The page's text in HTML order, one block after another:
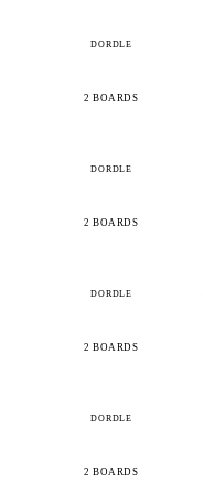
DORDLE
2 BOARDS
DORDLE
2 BOARDS
DORDLE
2 BOARDS
DORDLE
2 BOARDS